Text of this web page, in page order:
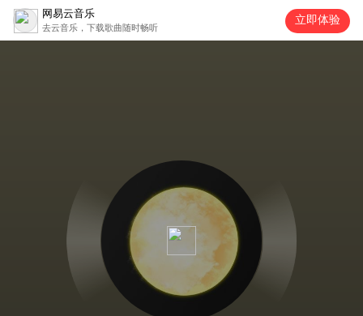
网易云音乐
去云音乐，下载歌曲随时畅听
立即体验